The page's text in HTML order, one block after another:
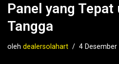
Panel yang
Tangga
oleh dealersolahart 4 Desember